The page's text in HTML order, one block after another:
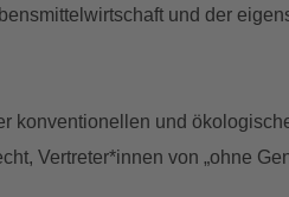
und der
konventionellen und
Vertreter*innen von „ohne